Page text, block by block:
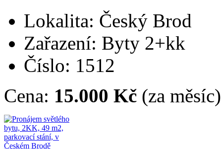
Lokalita: Český Brod
Zařazení: Byty 2+kk
Číslo: 1512
Cena: 15.000 Kč (za měsíc)